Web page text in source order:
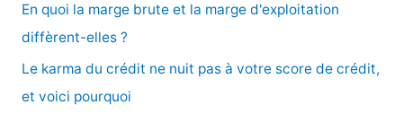
En quoi la marge brute et la marge d'exploitation
diffèrent-elles ?
Le karma du crédit ne nuit pas à votre score de crédit,
et voici pourquoi